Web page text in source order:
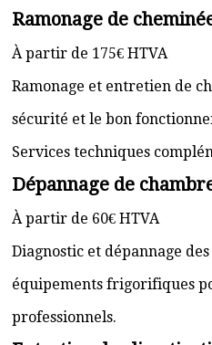
Ramonage de
À partir de 175€ HTVA
Ramonage et entretien de
sécurité et le bon
Services techniques
Dépannage de
À partir de 60€ HTVA
Diagnostic et dépannage
équipements frigorifiques
professionnels.